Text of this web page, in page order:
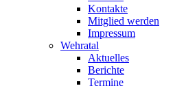
Kontakte
Mitglied werden
Impressum
Wehratal
Aktuelles
Berichte
Termine